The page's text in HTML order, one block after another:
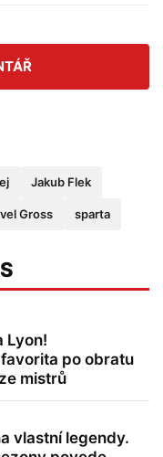
Jakub Flek
Gross sparta
Lyon!
po obratu
mistrů
vlastní legendy.